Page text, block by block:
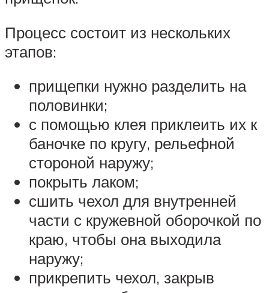
Процесс состоит из нескольких
этапов:
прищепки нужно разделить на
половинки;
с помощью клея приклеить их к
баночке по кругу, рельефной
стороной наружу;
покрыть лаком;
сшить чехол для внутренней
части с кружевной оборочкой по
краю, чтобы она выходила
наружу;
прикрепить чехол, закрыв